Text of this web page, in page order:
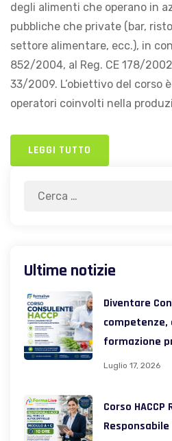
degli alimenti che operano in
pubbliche che private (bar,
settore alimentare, ecc.), in
852/2004, al Reg. CE 178/
33/2009. L’obiettivo del corso
operatori coinvolti nella
LEGGI TUTTO
Search
Ultime notizie
Diventare
formazione
Luglio 17, 2026
Corso